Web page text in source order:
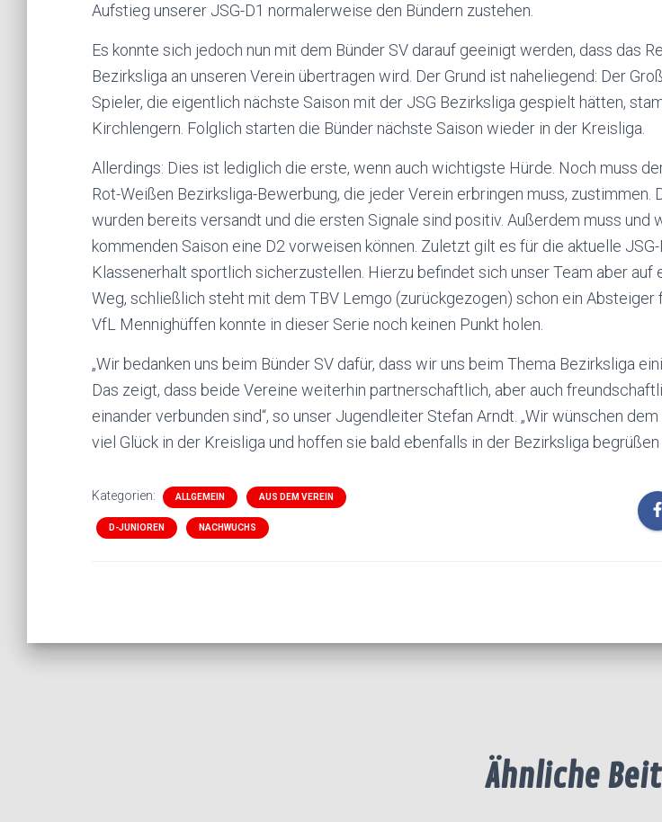
Aufstieg unserer JSG-D1 normalerweise den Bündern zustehen.
Es konnte sich jedoch nun mit dem Bünder SV darauf geeinigt werden, dass das
Bezirksliga an unseren Verein übertragen wird. Der Grund ist naheliegend: Der
Spieler, die eigentlich nächste Saison mit der JSG Bezirksliga gespielt hätten,
Kirchlengern. Folglich starten die Bünder nächste Saison wieder in der Kreisliga.
Allerdings: Dies ist lediglich die erste, wenn auch wichtigste Hürde. Noch muss
Rot-Weißen Bezirksliga-Bewerbung, die jeder Verein erbringen muss, zustimmen.
wurden bereits versandt und die ersten Signale sind positiv. Außerdem muss und
kommenden Saison eine D2 vorweisen können. Zuletzt gilt es für die aktuelle
Klassenerhalt sportlich sicherzustellen. Hierzu befindet sich unser Team aber auf
Weg, schließlich steht mit dem TBV Lemgo (zurückgezogen) schon ein Absteiger
VfL Mennighüffen konnte in dieser Serie noch keinen Punkt holen.
„Wir bedanken uns beim Bünder SV dafür, dass wir uns beim Thema Bezirksliga
Das zeigt, dass beide Vereine weiterhin partnerschaftlich, aber auch
einander verbunden sind“, so unser Jugendleiter Stefan Arndt. „Wir wünschen
viel Glück in der Kreisliga und hoffen sie bald ebenfalls in der Bezirksliga begrüßen
Kategorien: ALLGEMEIN AUS DEM VEREIN
D-JUNIOREN NACHWUCHS
Ähnliche